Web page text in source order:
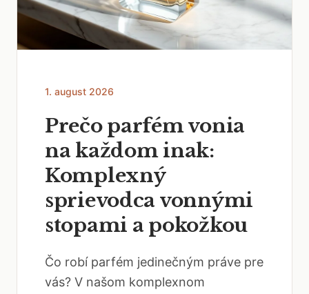
1. august 2026
Prečo parfém vonia
na každom inak:
Komplexný
sprievodca vonnými
stopami a pokožkou
Čo robí parfém jedinečným práve pre
vás? V našom komplexnom